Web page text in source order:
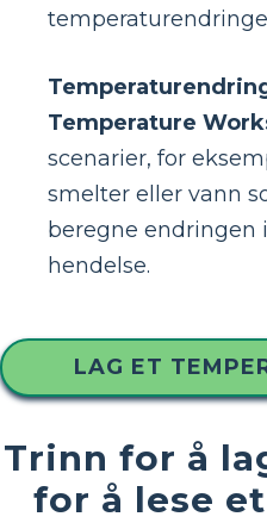
Temperature
scenarier, for
smelter eller vann
beregne endringen
hendelse.
LAG ET
Trinn for å
for å lese